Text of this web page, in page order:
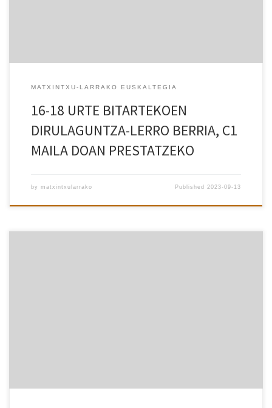
MATXINTXU-LARRAKO EUSKALTEGIA
16-18 URTE BITARTEKOEN
DIRULAGUNTZA-LERRO BERRIA, C1
MAILA DOAN PRESTATZEKO
by matxintxularrako Published 2023-09-13